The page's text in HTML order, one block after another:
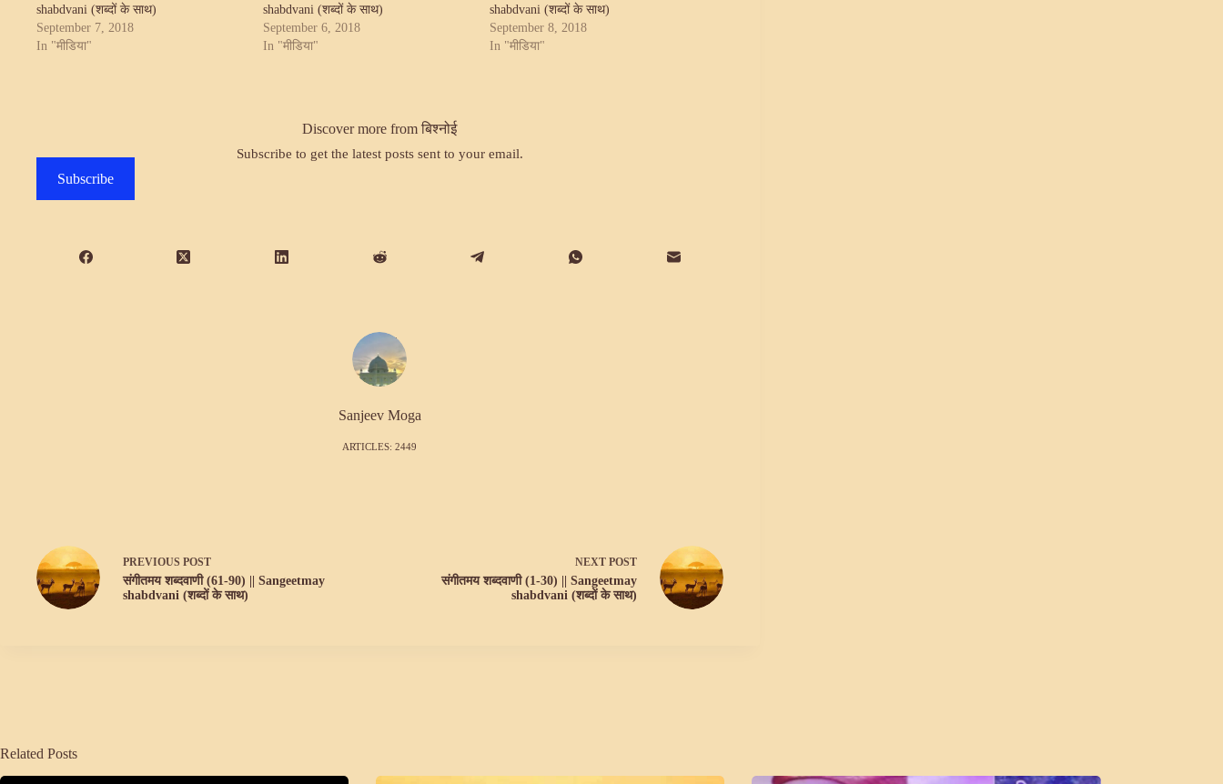
shabdvani (शब्दों के साथ)
September 7, 2018
In "मीडिया"
shabdvani (शब्दों के साथ)
September 6, 2018
In "मीडिया"
shabdvani (शब्दों के साथ)
September 8, 2018
In "मीडिया"
Discover more from बिश्नोई
Subscribe to get the latest posts sent to your email.
Subscribe
Sanjeev Moga
ARTICLES: 2449
PREVIOUS POST
संगीतमय शब्दवाणी (61-90) || Sangeetmay
shabdvani (शब्दों के साथ)
NEXT POST
संगीतमय शब्दवाणी (1-30) || Sangeetmay
shabdvani (शब्दों के साथ)
Related Posts